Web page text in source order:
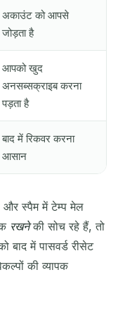
अकाउंट को आपसे
जोड़ता है
आपको खुद
अनसब्सक्राइब करना
पड़ता है
बाद में रिकवर करना
आसान
और स्पैम में टेम्प मेल
रखनेकी सोच रहे हैं, तो
में पासवर्ड रीसेट
की व्यापक